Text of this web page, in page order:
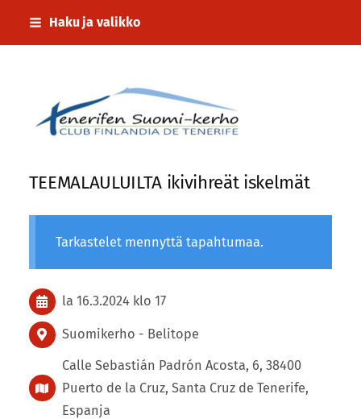
Siirry
sivun
Haku ja valikko
Tenerifen Suomi-kerho
TEEMALAULUILTA ikivihreät iskelmät
Tarkastelet mennyttä tapahtumaa.
la 16.3.2024 klo 17
Suomikerho - Belitope
Calle Sebastián Padrón Acosta, 6, 38400
Puerto de la Cruz, Santa Cruz de Tenerife,
Espanja